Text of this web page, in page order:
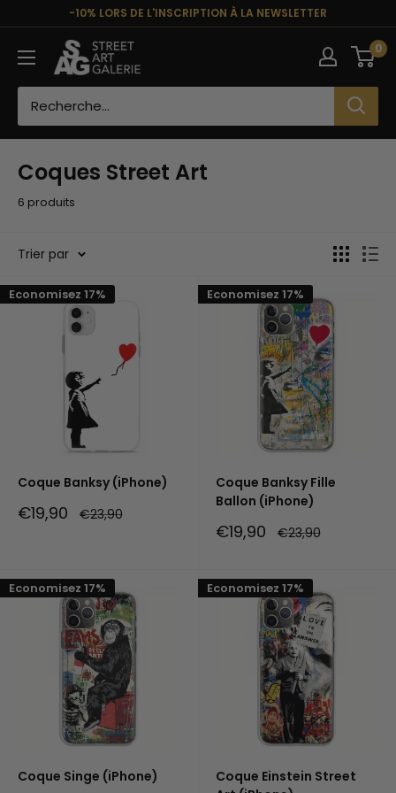
contenu
-10% LORS DE L'INSCRIPTION À LA NEWSLETTER
Street
Art
0
Coques Street Art
6 produits
Trier par
Economisez 17%
Coque Banksy (iPhone)
Prix
réduit
€19,90 Prix
normal
€23,90
Economisez 17%
Coque Banksy Fille
Ballon (iPhone)
Prix
réduit
€19,90 Prix
normal
€23,90
Economisez 17%
Coque Singe (iPhone)
Economisez 17%
Coque Einstein Street